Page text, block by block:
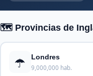
🗺️ Provincias de
☂️ Londres
9,000,000 hab.